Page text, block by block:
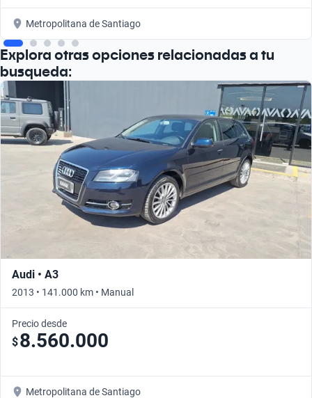
Metropolitana de Santiago
Explora otras opciones relacionadas a tu
busqueda:
Audi • A3
2013 • 141.000 km • Manual
Precio desde
$8.560.000
Metropolitana de Santiago